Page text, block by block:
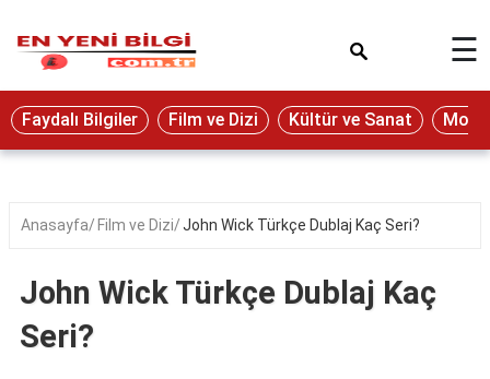
Eğitim
Ekonomi
Seyahat
Oyun
Yaşam
☰
Faydalı Bilgiler Film ve Dizi Kültür ve Sanat
Anasayfa Film ve Dizi John Wick Türkçe Dublaj Kaç Seri?
John Wick Türkçe Dublaj Kaç
Seri?